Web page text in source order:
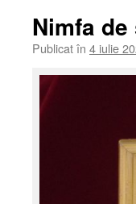
Nimfa
Publicat în 4 iulie